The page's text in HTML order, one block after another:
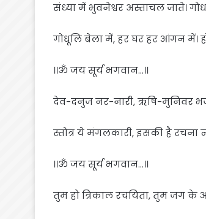
संध्या में भुवनेश्वर अस्ताचल जाते।
गोधूलि बेला में, हर घर हर आंगन में।
।।ॐ जय सूर्य भगवान…।।
देव-दनुज नर-नारी, ऋषि-मुनिवर
स्तोत्र ये मंगलकारी, इसकी है रचना
।।ॐ जय सूर्य भगवान…।।
तुम हो त्रिकाल रचयिता, तुम जग के